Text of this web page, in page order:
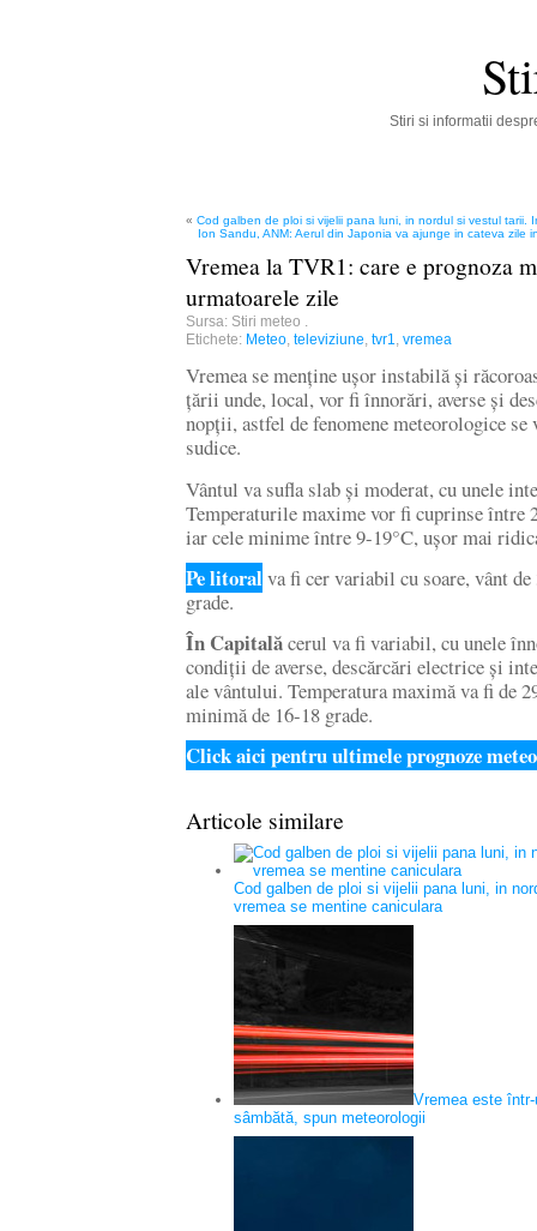
Stiri si informatii
« Cod galben de ploi si vijelii pana luni, in nordul si vestul tarii.
Ion Sandu, ANM: Aerul din Japonia va ajunge in cateva zile
Vremea la TVR1: care e prognoza
urmatoarele zile
Sursa: Stiri meteo
Etichete: Meteo televiziune tvr1 vremea
Vremea se menține ușor instabilă și
țării unde, local, vor fi înnorări, averse și
nopții, astfel de fenomene meteorologice
sudice.
Vântul va sufla slab și moderat, cu unele
Temperaturile maxime vor fi cuprinse între
iar cele minime între 9-19°C, ușor mai
Pe litoralva fi cer variabil cu soare, vânt
grade.
În Capitalăcerul va fi variabil, cu unele
condiții de averse, descărcări electrice și
ale vântului. Temperatura maximă va fi de
minimă de 16-18 grade.
Click aici pentru ultimele prognoze meteo
Articole similare
Cod galben de ploi si vijelii pana luni, in
vremea se mentine caniculara
Vremea este
sâmbătă, spun meteorologii